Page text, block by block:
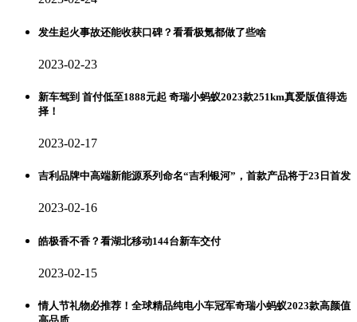
发生起火事故还能收获口碑？看看极氪都做了些啥
2023-02-23
新车驾到 首付低至1888元起 奇瑞小蚂蚁2023款251km真爱版值得选
择！
2023-02-17
吉利品牌中高端新能源系列命名“吉利银河”，首款产品将于23日首发
2023-02-16
皓极香不香？看湖北移动144台新车交付
2023-02-15
情人节礼物必推荐！全球精品纯电小车冠军奇瑞小蚂蚁2023款高颜值